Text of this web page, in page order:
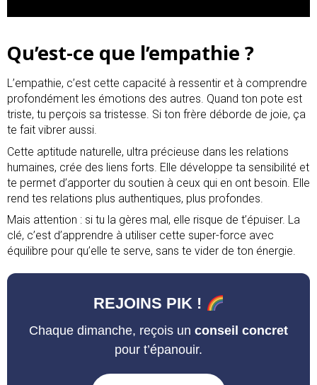
Qu’est-ce que l’empathie ?
L’empathie, c’est cette capacité à ressentir et à comprendre
profondément les émotions des autres. Quand ton pote est
triste, tu perçois sa tristesse. Si ton frère déborde de joie, ça
te fait vibrer aussi.
Cette aptitude naturelle, ultra précieuse dans les relations
humaines, crée des liens forts. Elle développe ta sensibilité et
te permet d’apporter du soutien à ceux qui en ont besoin. Elle
rend tes relations plus authentiques, plus profondes.
Mais attention : si tu la gères mal, elle risque de t’épuiser. La
clé, c’est d’apprendre à utiliser cette super-force avec
équilibre pour qu’elle te serve, sans te vider de ton énergie.
REJOINS PIK !
Chaque dimanche, reçois un conseil concret
pour t’épanouir.